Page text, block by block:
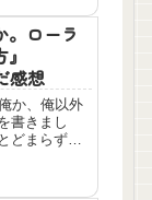
本を読んで
か？
。ローラ
感想
か、俺以外
書きまし
どまらず、